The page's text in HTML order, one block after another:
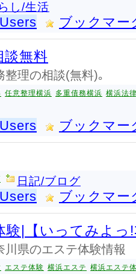
し/生活
ブックマー
談無料
理の相談(無料)｡
任意整理横浜 多重債務横浜 横浜法
ブックマー
日記/ブログ
ブックマー
験|【いってみよっ
県のエステ体験情報
エステ体験 横浜エステ 横浜エステ